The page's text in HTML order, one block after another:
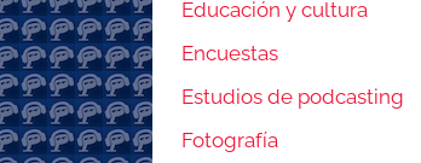
Educación y cultura
Encuestas
Estudios de podcasting
Fotografía